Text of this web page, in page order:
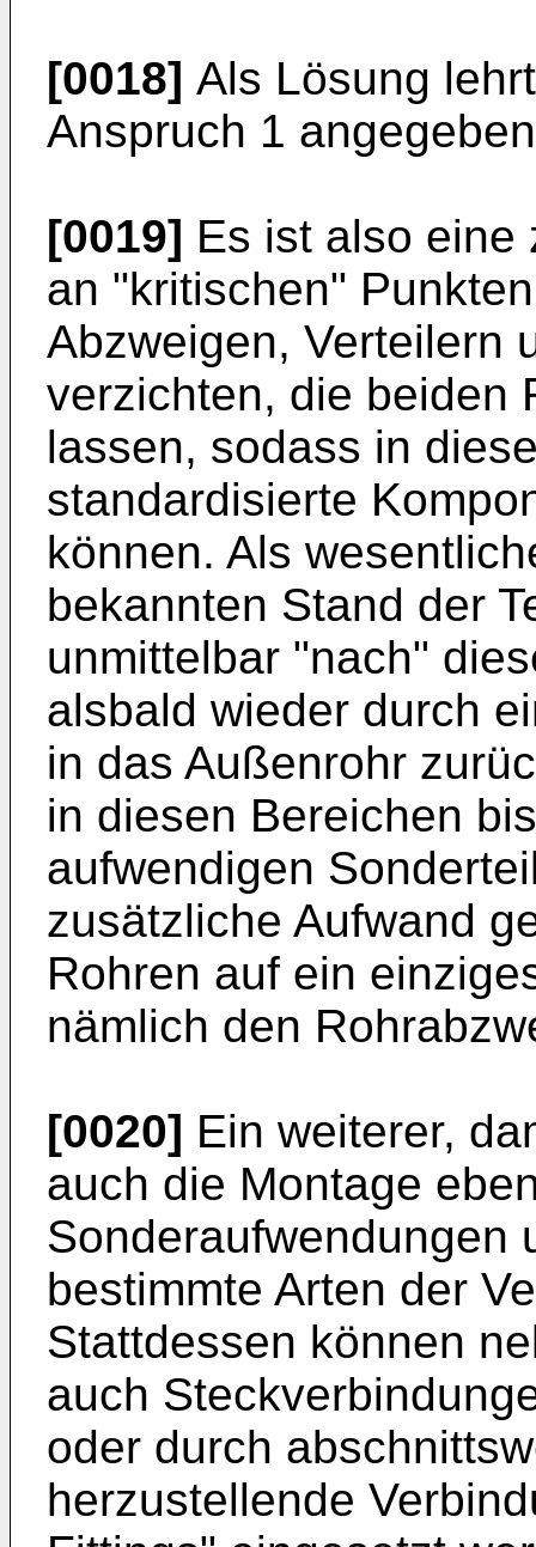
[0018] Als Lösung
Anspruch 1
[0019] Es ist also eine
an "kritischen"
Abzweigen, Verteilern
verzichten, die beiden
lassen, sodass in
standardisierte
können. Als
bekannten Stand der
unmittelbar "nach"
alsbald wieder durch
in das Außenrohr
in diesen Bereichen
aufwendigen
zusätzliche Aufwand
Rohren auf ein
nämlich den
[0020] Ein weiterer,
auch die Montage
Sonderaufwendungen
bestimmte Arten der
Stattdessen können
auch
oder durch
herzustellende